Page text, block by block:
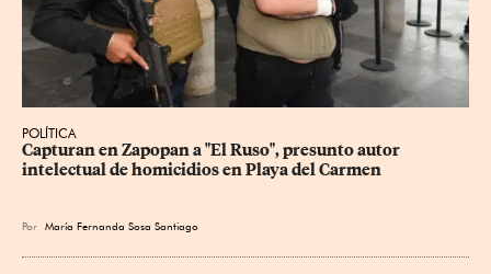
POLÍTICA
Capturan en Zapopan a "El Ruso", presunto autor
intelectual de homicidios en Playa del Carmen
Por María Fernanda Sosa Santiago